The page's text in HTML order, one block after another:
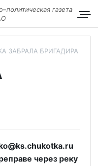
газета
ЗАБРАЛА БРИГАДИРА
через реку